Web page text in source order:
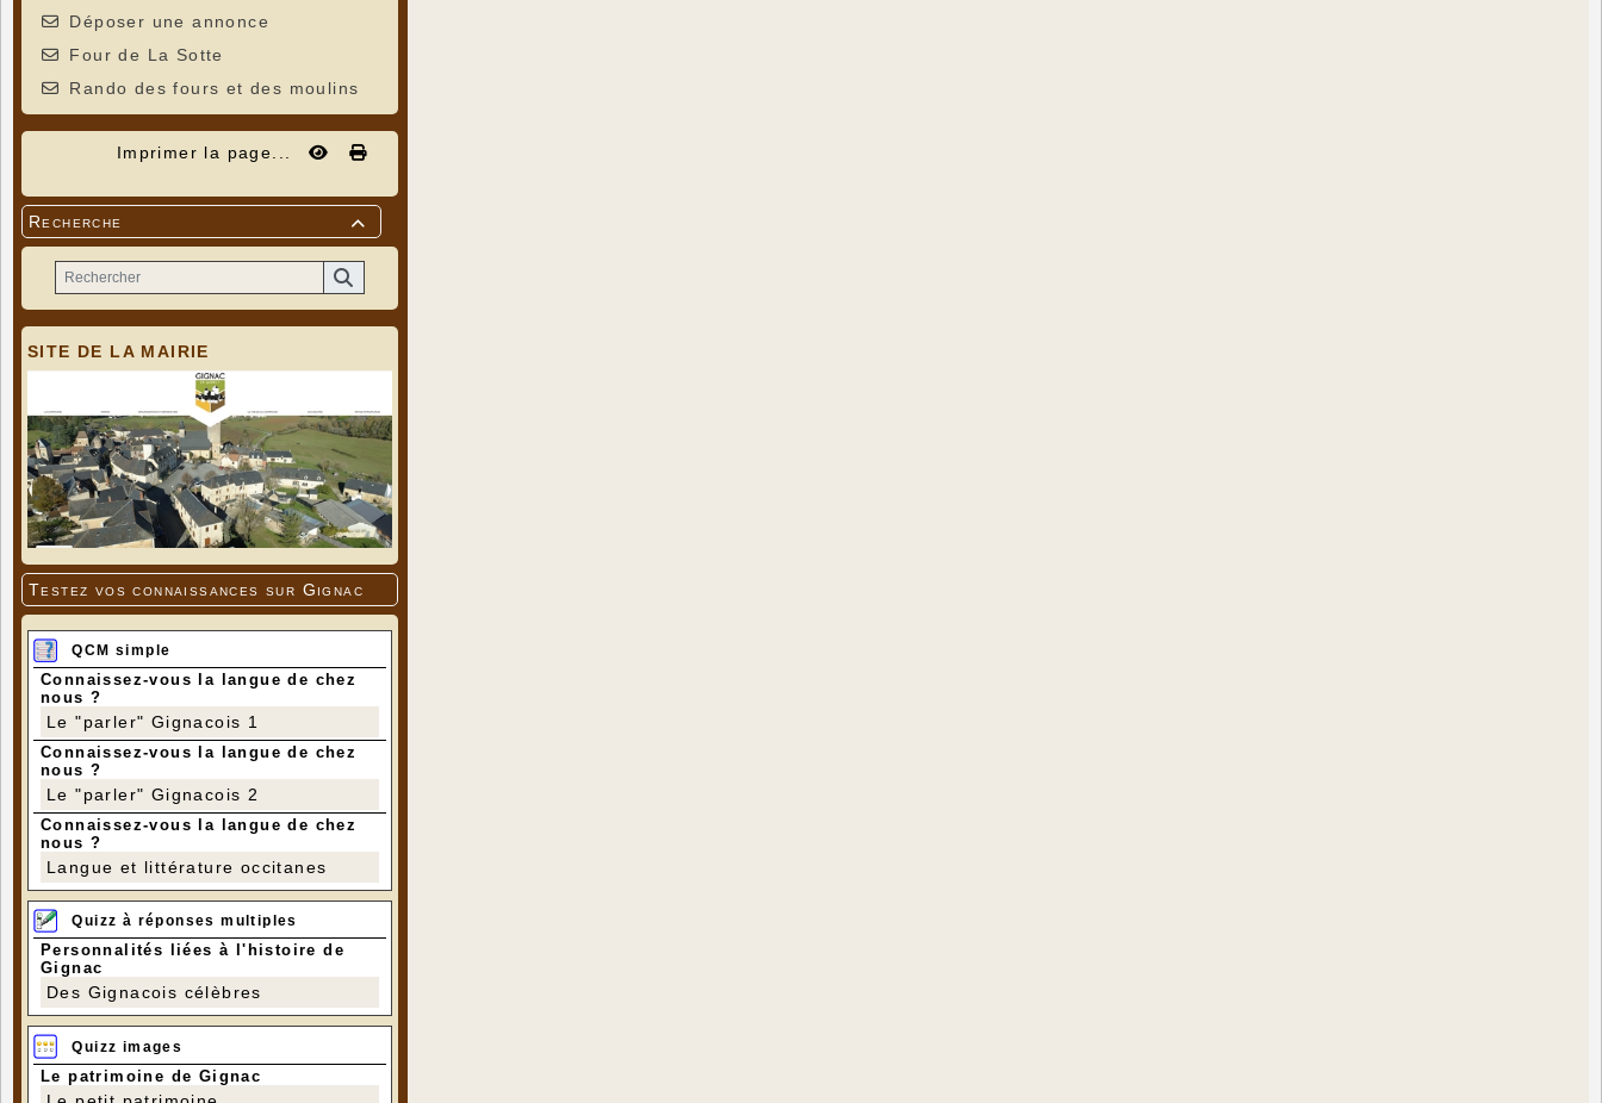
Déposer une annonce
Four de La Sotte
Rando des fours et des moulins
Imprimer la page...

Recherche
SITE DE LA MAIRIE
Testez vos connaissances sur Gignac
QCM simple
Connaissez-vous la langue de chez
nous ?
Le "parler" Gignacois 1
Connaissez-vous la langue de chez
nous ?
Le "parler" Gignacois 2
Connaissez-vous la langue de chez
nous ?
Langue et littérature occitanes
Quizz à réponses multiples
Personnalités liées à l'histoire de
Gignac
Des Gignacois célèbres
Quizz images
Le patrimoine de Gignac